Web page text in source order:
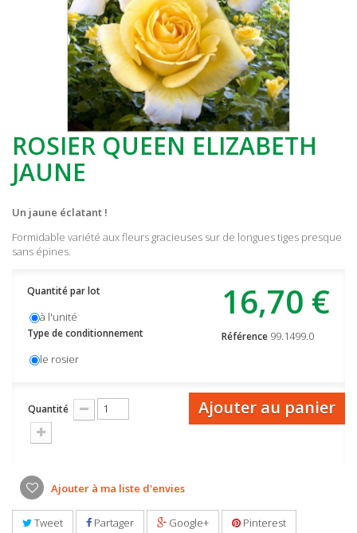
ROSIER QUEEN ELIZABETH
JAUNE
Un jaune éclatant !
Formidable variété aux fleurs gracieuses sur de longues tiges presque
sans épines.
16,70 €
Référence 99.1499.0
Quantité par lot
à l'unité
Type de conditionnement
le rosier
Quantité Ajouter au panier
Ajouter à ma liste d'envies
Tweet Partager Google+ Pinterest